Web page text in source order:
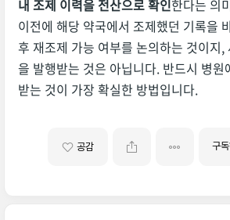
내 조제 이력을 전산으로 확인한다는 의
이전에 해당 약국에서 조제했던 기록을
후 재조제 가능 여부를 논의하는 것이지,
을 발행받는 것은 아닙니다. 반드시 병원
받는 것이 가장 확실한 방법입니다.
공감 구독